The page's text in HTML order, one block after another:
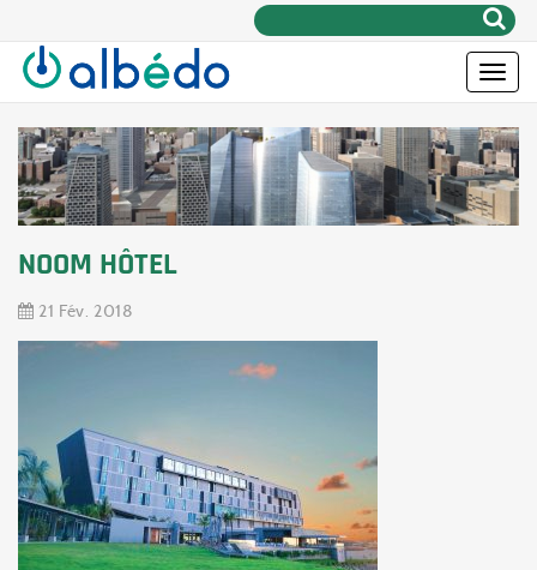
Rechercher:
Toggle
NOOM HÔTEL
21 Fév. 2018